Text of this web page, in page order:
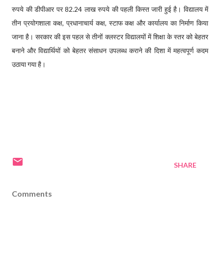
रुपये की डीपीआर पर 82.24 लाख रुपये की पहली किस्त जारी हुई है। विद्यालय में
तीन प्रयोगशाला कक्ष, प्रधानाचार्य कक्ष, स्टाफ कक्ष और कार्यालय का निर्माण किया
जाना है। सरकार की इस पहल से तीनों क्लस्टर विद्यालयों में शिक्षा के स्तर को बेहतर
बनाने और विद्यार्थियों को बेहतर संसाधन उपलब्ध कराने की दिशा में महत्वपूर्ण कदम
उठाया गया है।
SHARE
Comments